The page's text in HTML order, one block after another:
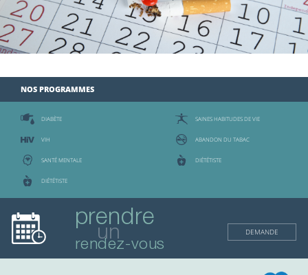
NOS PROGRAMMES
DIABÈTE SAINES HABITUDES DE VIE
VIH ABANDON DU TABAC
SANTÉ MENTALE DIÉTÉTISTE
DIÉTÉTISTE
prendre
un
rendez-vous
DEMANDE